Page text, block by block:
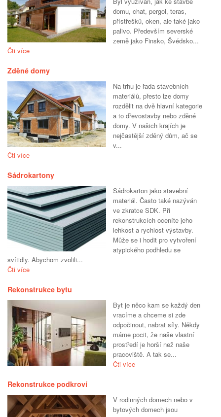
domu, chat, pergol, teras,
přístřešků, oken, ale také jako
palivo. Především severské
země jako Finsko, Švédsko...
Čti více
Zděné domy
Na trhu je řada stavebních
materiálů, přesto lze domy
rozdělit na dvě hlavní kategorie
a to dřevostavby nebo zděné
domy. V našich krajích je
nejčastější zděný dům, ač se
v...
Čti více
Sádrokartony
Sádrokarton jako stavební
materiál. Často také nazýván
ve zkratce SDK. Při
rekonstrukcích oceníte jeho
lehkost a rychlost výstavby.
Může se i hodit pro vytvoření
atypického podhledu se
svítidly. Abychom zvolili...
Čti více
Rekonstrukce bytu
Byt je něco kam se každý den
vracíme a chceme si zde
odpočinout, nabrat síly. Někdy
máme pocit, že naše vlastní
prostředí je horší než naše
pracoviště. A tak se...
Čti více
Rekonstrukce podkroví
V rodinných domech nebo v
bytových domech jsou